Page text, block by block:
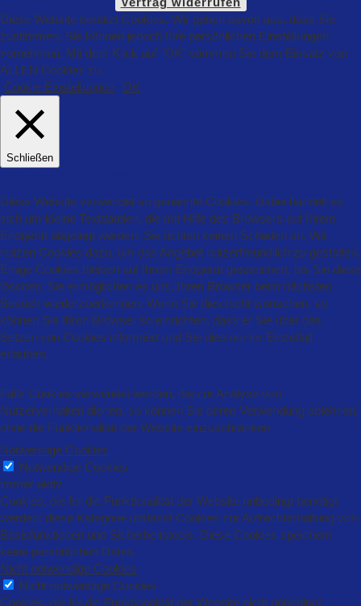
Diese Website benützt Cookies. Wir gehen davon aus, dass Sie
zustimmen, Sie können jedoch Ihre persönlichen Einstellungen
vornehmen. Mit dem Klick auf "OK" stimmen Sie dem Einsatz von
ALLEN Cookies zu.
Cookie Einstellungen
OK
Schließen
Diese Website verwendet so genannte Cookies. Dabei handelt es
sich um kleine Textdateien, die mit Hilfe des Browsers auf Ihrem
Endgerät abgelegt werden. Sie richten keinen Schaden an. Wir
nutzen Cookies dazu, um das Angebot nutzerfreundlich zu gestalten.
Einige Cookies bleiben auf Ihrem Endgerät gespeichert, bis Sie diese
löschen. Sie ermöglichen es uns, Ihren Browser beim nächsten
Besuch wiederzuerkennen. Wenn Sie dies nicht wünschen, so
können Sie Ihren Browser so einrichten, dass er Sie über das
Setzen von Cookies informiert und Sie dies nur im Einzelfall
erlauben.
Falls Cookies verwendet werden, die zur Analyse von
Nutzerverhalten dienen, so können Sie deren Verwendung ablehnen,
ohne die Funktionalität der Website einzuschränken
Notwendige Cookies
Notwendige Cookies
immer aktiv
Cookies, die für die Funktionalität der Website unbedingt benötigt
werden: diese Kategorie umfasst Cookies zur Aufrechterhaltung von
Basisfunktionen und Sicherheitstools. Diese Cookies speichern
keine persönlichen Daten.
Nicht notwendige Cookies
Nicht notwendige Cookies
Cookies, die für die Funktionalität der Website nicht unbedingt